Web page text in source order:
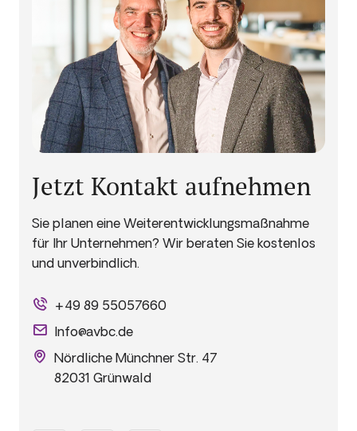
Jetzt Kontakt aufnehmen
Sie planen eine Weiterentwicklungsmaßnahme
für Ihr Unternehmen? Wir beraten Sie kostenlos
und unverbindlich.
+49 89 55057660
Info@avbc.de
Nördliche Münchner Str. 47
82031 Grünwald